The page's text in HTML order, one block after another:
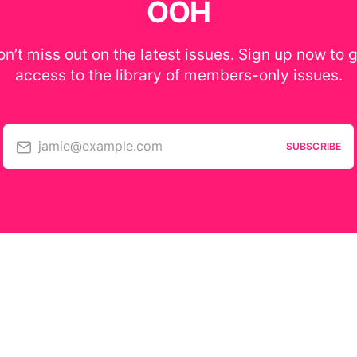
OOH
miss out on the latest issues. Sign up now to
access to the library of members-only issues.
jamie@example.com SUBSCRIBE